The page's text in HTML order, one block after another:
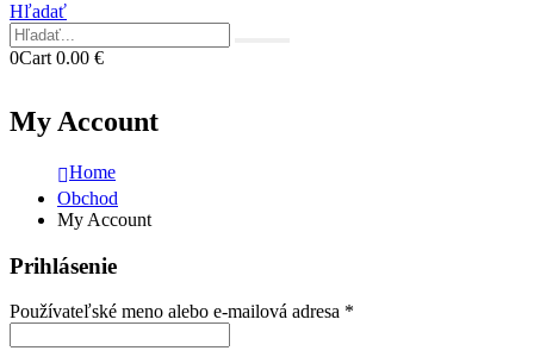
Hľadať
0Cart 0.00 €
My Account
Home
Obchod
My Account
Prihlásenie
Používateľské meno alebo e-mailová adresa *